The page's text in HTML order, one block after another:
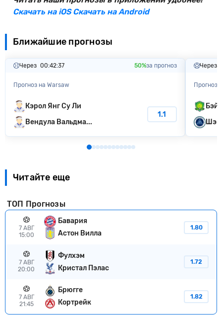
Скачать на iOSСкачать на Android
Ближайшие прогнозы
Через 00:42:37 50%за прогноз
Прогноз на Warsaw
Кэрол Янг Су Ли
Вендула Вальдма...
1.1
Через
Прогноз
Читайте еще
ТОП Прогнозы
7 АВГ
15:00
Бавария
Астон Вилла
1.80
7 АВГ
20:00
Фулхэм
Кристал Пэлас
1.72
7 АВГ
21:45
Брюгге
Кортрейк
1.82